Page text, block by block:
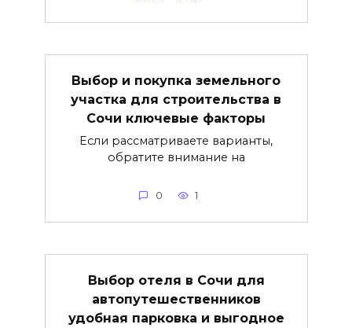
Выбор и покупка земельного
участка для строительства в
Сочи ключевые факторы
Если рассматриваете варианты,
обратите внимание на
0 1
Выбор отеля в Сочи для
автопутешественников
удобная парковка и выгодное